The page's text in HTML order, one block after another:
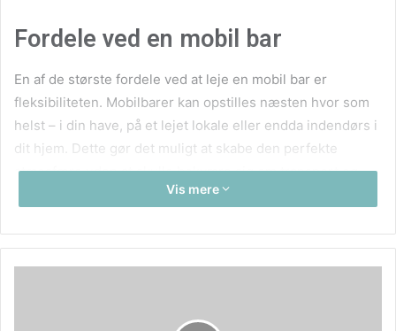
Fordele ved en mobil bar
En af de største fordele ved at leje en mobil bar er
fleksibiliteten. Mobilbarer kan opstilles næsten hvor som
helst – i din have, på et lejet lokale eller endda indendørs i
dit hjem. Dette gør det muligt at skabe den perfekte
atmosfære uden at skulle bekymre sig om transport og
opsætning af faste barer. Desuden kan en mobil bar være
cocktailshakers, hvilket sikrer, at alt er klar til brug fra
starten.
Professionel service til dine
Vis mere